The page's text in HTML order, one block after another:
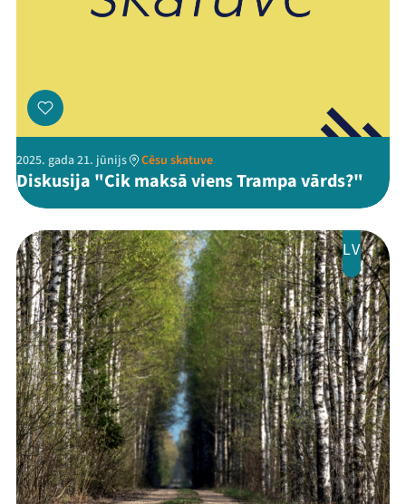
2025. gada 21. jūnijs Cēsu skatuve
Diskusija "Cik maksā viens Trampa vārds?"
LV